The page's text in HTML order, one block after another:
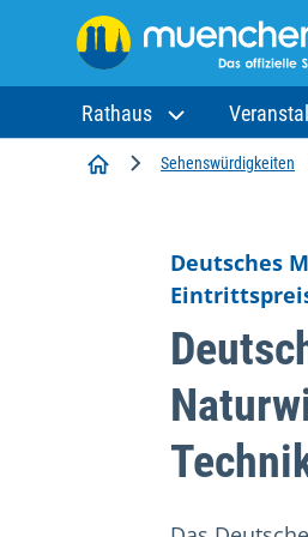
Rathaus
StartseiteSehenswürdigkeiten
Deutsches